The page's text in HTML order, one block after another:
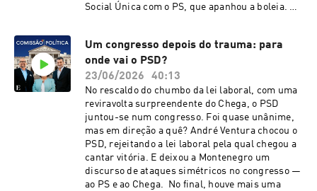
Social Única com o PS, que apanhou a boleia. O
comentários são de Liliana Valente,
coordenadora de Política do Expresso, de
Eunice Lourenço, editora de Política e de David
Dinis, diretor-adjunto, com a moderação de
Vítor Matos. A sonoplastia é de Salomé Rita e a
ilustração da autoria de Carlos Paes.See
omnystudio.com/listener for privacy
information.
Um congresso depois do trauma: para
onde vai o PSD?
23/06/2026
40:13
No rescaldo do chumbo da lei laboral, com uma
reviravolta surpreendente do Chega, o PSD
juntou-se num congresso. Foi quase unânime,
mas em direção a quê? André Ventura chocou o
PSD, rejeitando a lei laboral pela qual chegou a
cantar vitória. E deixou a Montenegro um
discurso de ataques simétricos no congresso —
ao PS e ao Chega. No final, houve mais uma